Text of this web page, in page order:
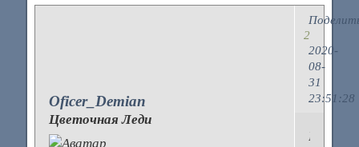
2
2020-
08-
31
23:51:28
Oficer_Demian
Цветочная Леди